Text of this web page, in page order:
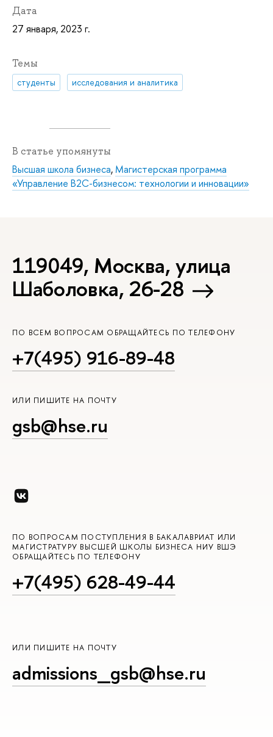
Дата
27 января, 2023 г.
Темы
студенты исследования и аналитика
В статье упомянуты
Высшая школа бизнеса, Магистерская программа
«Управление B2C-бизнесом: технологии и инновации»
119049, Москва, улица
Шаболовка, 26-28
ПО ВСЕМ ВОПРОСАМ ОБРАЩАЙТЕСЬ ПО ТЕЛЕФОНУ
+7(495) 916-89-48
ИЛИ ПИШИТЕ НА ПОЧТУ
gsb@hse.ru
ПО ВОПРОСАМ ПОСТУПЛЕНИЯ В БАКАЛАВРИАТ ИЛИ
МАГИСТРАТУРУ ВЫСШЕЙ ШКОЛЫ БИЗНЕСА НИУ ВШЭ
ОБРАЩАЙТЕСЬ ПО ТЕЛЕФОНУ
+7(495) 628-49-44
ИЛИ ПИШИТЕ НА ПОЧТУ
admissions_gsb@hse.ru